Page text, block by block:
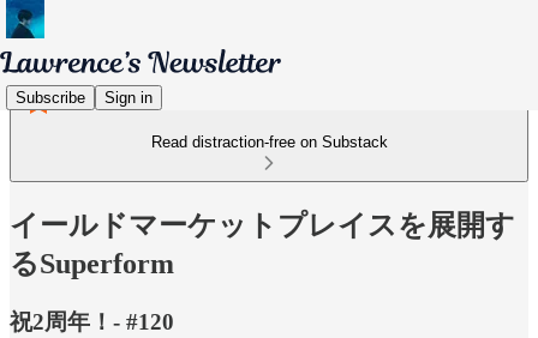
Subscribe Sign in
Read distraction-free on Substack
イールドマーケットプレイスを展開す
るSuperform
祝2周年！- #120